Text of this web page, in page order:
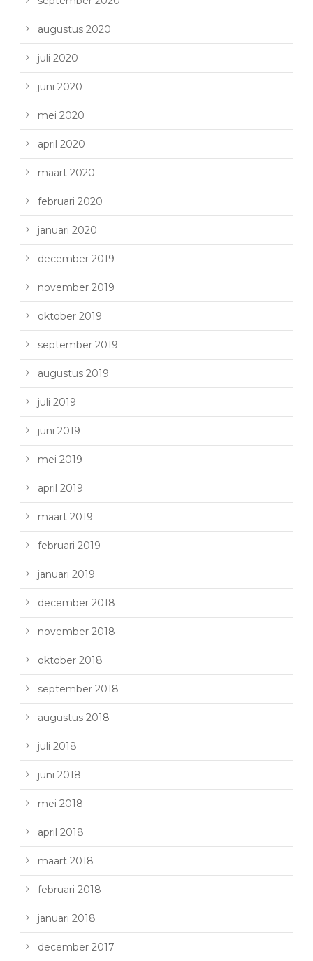
augustus 2020
juli 2020
juni 2020
mei 2020
april 2020
maart 2020
februari 2020
januari 2020
december 2019
november 2019
oktober 2019
september 2019
augustus 2019
juli 2019
juni 2019
mei 2019
april 2019
maart 2019
februari 2019
januari 2019
december 2018
november 2018
oktober 2018
september 2018
augustus 2018
juli 2018
juni 2018
mei 2018
april 2018
maart 2018
februari 2018
januari 2018
december 2017